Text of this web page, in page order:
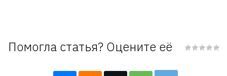
Помогла статья? Оцените её